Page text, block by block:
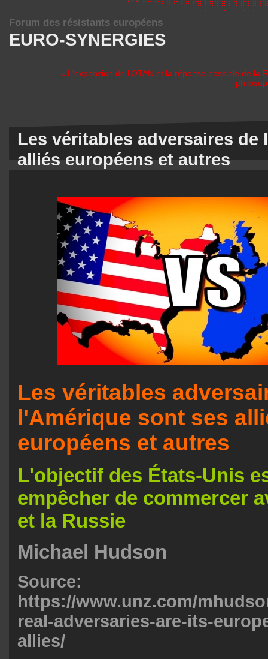
EURO-SYNERGIES
Forum des résistants européens
« L'expansion de l'OTAN et la réponse possible de la
Les véritables adversaires
alliés européens et autres
Les véritables
l'Amérique sont ses
européens et autres
L'objectif des États-Unis
empêcher de commercer
et la Russie
Michael Hudson
Source:
https://www.unz.com/
real-adversaries-are-its-
allies/